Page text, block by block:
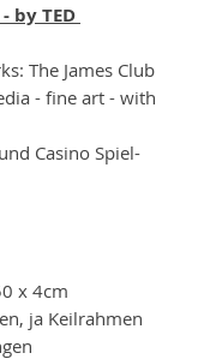
by TED
The James Club
- fine art - with
Casino Spiel-
x 4cm
ja Keilrahmen